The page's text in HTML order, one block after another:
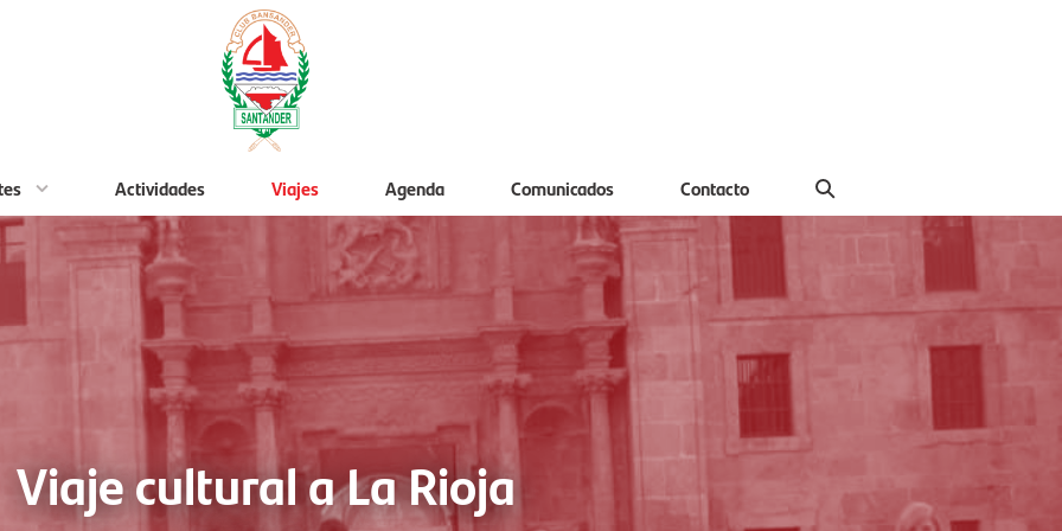
Actividades Viajes Agenda Comunicados Contacto
Viaje cultural a La Rioja